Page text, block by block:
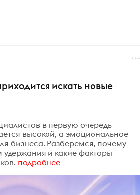
искать новые
в первую очередь
высокой, а эмоциональное
бизнеса. Разберемся, почему
удержания и какие факторы
подробнее